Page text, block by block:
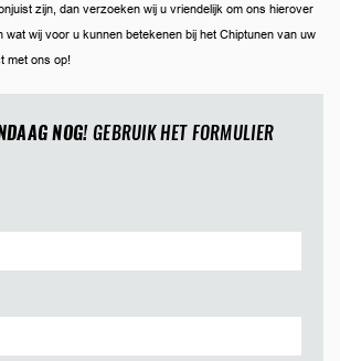
zijn, dan verzoeken wij u vriendelijk om ons hierover
wat wij voor u kunnen betekenen bij het Chiptunen van uw
met ons op!
NOG!GEBRUIK HET FORMULIER